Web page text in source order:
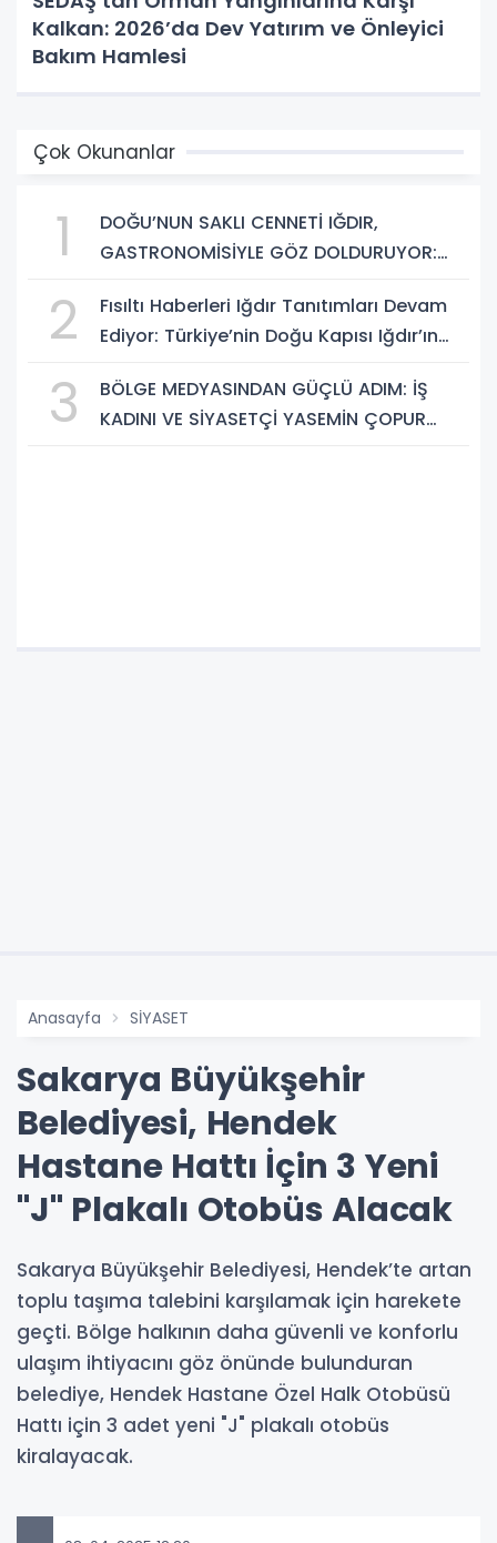
Kalkan: 2026’da Dev Yatırım ve Önleyici
Bakım Hamlesi
Çok Okunanlar
1
DOĞU’NUN SAKLI CENNETİ IĞDIR,
GASTRONOMİSİYLE GÖZ DOLDURUYOR:
BULUŞMA NOKTASI
2
Fısıltı Haberleri Iğdır Tanıtımları Devam
Ediyor: Türkiye’nin Doğu Kapısı Iğdır’ın
3
BÖLGE MEDYASINDAN GÜÇLÜ ADIM: İŞ
KADINI VE SİYASETÇİ YASEMİN ÇOPUR
Anasayfa SİYASET
Sakarya Büyükşehir
Belediyesi, Hendek
Hastane Hattı İçin 3 Yeni
"J" Plakalı Otobüs Alacak
Sakarya Büyükşehir Belediyesi, Hendek’te artan
toplu taşıma talebini karşılamak için harekete
geçti. Bölge halkının daha güvenli ve konforlu
ulaşım ihtiyacını göz önünde bulunduran
belediye, Hendek Hastane Özel Halk Otobüsü
Hattı için 3 adet yeni "J" plakalı otobüs
kiralayacak.